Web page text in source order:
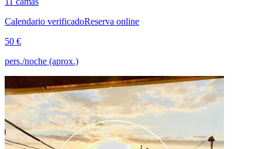
Calendario verificadoReserva online
50 €
pers./noche (aprox.)